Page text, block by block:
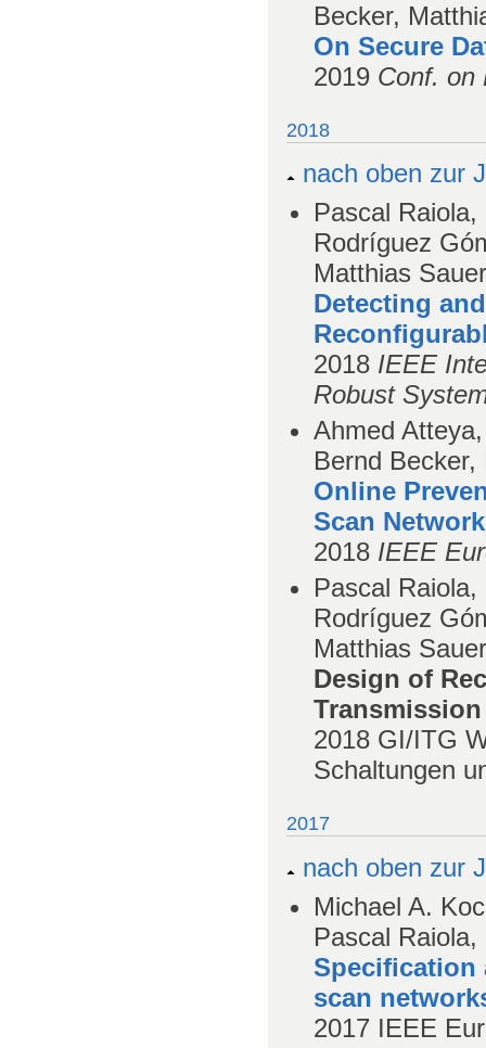
Becker,
On Secure
2019 Conf. on
2018
nach oben zur
Pascal
Rodríguez
Matthias Sauer
Detecting
2018 IEEE
Robust
Ahmed
Bernd
Online
Scan
2018 IEEE
Pascal
Rodríguez
Matthias Sauer
Design of
Transmission
2018 GI/ITG
Schaltungen
2017
nach oben zur
Michael A.
Pascal
Specification
scan
2017 IEEE